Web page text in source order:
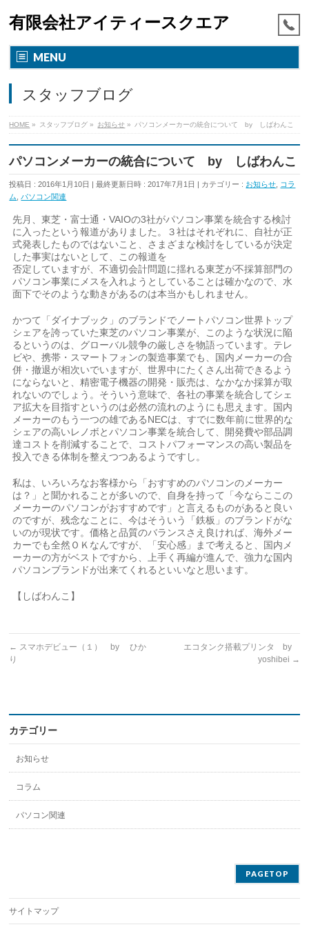
有限会社アイティースクエア
MENU
スタッフブログ
HOME » スタッフブログ » お知らせ » パソコンメーカーの統合について by しばわんこ
パソコンメーカーの統合について by しばわんこ
投稿日 : 2016年1月10日 最終更新日時 : 2017年7月1日 カテゴリー : お知らせ
コラ
ム
パソコン関連
先月、東芝・富士通・VAIOの3社がパソコン事業を統合する検討
に入ったという報道がありました。３社はそれぞれに、自社が正
式発表したものではないこと、さまざまな検討をしているが決定
した事実はないとして、この報道を
否定していますが、不適切会計問題に揺れる東芝が不採算部門の
パソコン事業にメスを入れようとしていることは確かなので、水
面下でそのような動きがあるのは本当かもしれません。
かつて「ダイナブック」のブランドでノートパソコン世界トップ
シェアを誇っていた東芝のパソコン事業が、このような状況に陥
るというのは、グローバル競争の厳しさを物語っています。テレ
ビや、携帯・スマートフォンの製造事業でも、国内メーカーの合
併・撤退が相次いでいますが、世界中にたくさん出荷できるよう
にならないと、精密電子機器の開発・販売は、なかなか採算が取
れないのでしょう。そういう意味で、各社の事業を統合してシェ
ア拡大を目指すというのは必然の流れのようにも思えます。国内
メーカーのもう一つの雄であるNECは、すでに数年前に世界的な
シェアの高いレノボとパソコン事業を統合して、開発費や部品調
達コストを削減することで、コストパフォーマンスの高い製品を
投入できる体制を整えつつあるようですし。
私は、いろいろなお客様から「おすすめのパソコンのメーカー
は？」と聞かれることが多いので、自身を持って「今ならここの
メーカーのパソコンがおすすめです」と言えるものがあると良い
のですが、残念なことに、今はそういう「鉄板」のブランドがな
いのが現状です。価格と品質のバランスさえ良ければ、海外メー
カーでも全然ＯＫなんですが、「安心感」まで考えると、国内メ
ーカーの方がベストですから、上手く再編が進んで、強力な国内
パソコンブランドが出来てくれるといいなと思います。
【しばわんこ】
← スマホデビュー（１） by ひか
り
エコタンク搭載プリンタ by
yoshibei →
カテゴリー
お知らせ
コラム
パソコン関連
PAGETOP
サイトマップ